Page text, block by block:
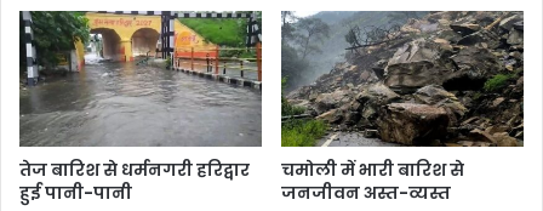
तेज बारिश से धर्मनगरी हरिद्वार
हुई पानी-पानी
चमोली में भारी बारिश से
जनजीवन अस्त-व्यस्त